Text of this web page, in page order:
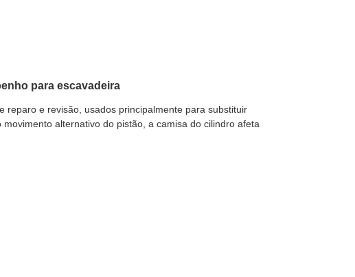
para escavadeira
reparo e revisão, usados ​​principalmente para substituir
alternativo do pistão, a camisa do cilindro afeta